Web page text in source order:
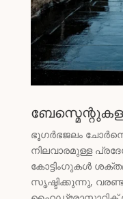
ഭൂഗർഭജലം
നിലവാരമുള്ള
കോട്ടിംഗുകൾ
സൃഷ്ടിക്കുന്നു,